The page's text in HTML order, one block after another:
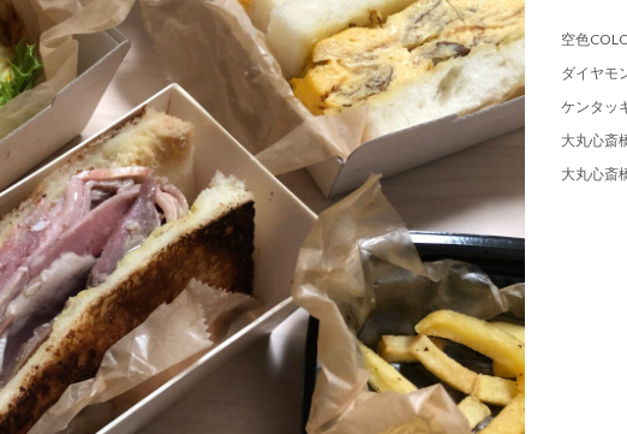
空色
ダイヤモ
ケンタッ
大丸心斎
大丸心斎